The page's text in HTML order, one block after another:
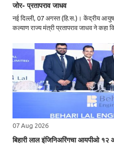
जोर- प्रतापराव जाधव
नई दिल्ली, 07 अगस्त (हि.स.)। केंद्रीय आयुष
कल्याण राज्य मंत्री प्रतापराव जाधव ने कहा कि पारंपरिक चिकित्सा प्रणाली सोवा-रिग्पा को
07 Aug 2026
बिहारी लाल इंजिनिअरिंगचा आयपीओ १२